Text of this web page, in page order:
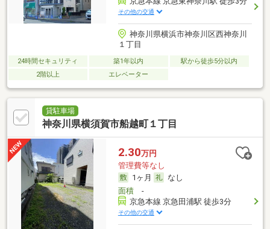
その他の交通
神奈川県横浜市神奈川区西神奈川
１丁目
24時間セキュリティ 築1年以内
駅から徒歩5分以内
2階以上
エレベーター
貸駐車場
神奈川県横須賀市船越町１丁目
2.30万円
管理費等なし
1ヶ月
なし
面積-
京急本線 京急田浦駅 徒歩3分
その他の交通